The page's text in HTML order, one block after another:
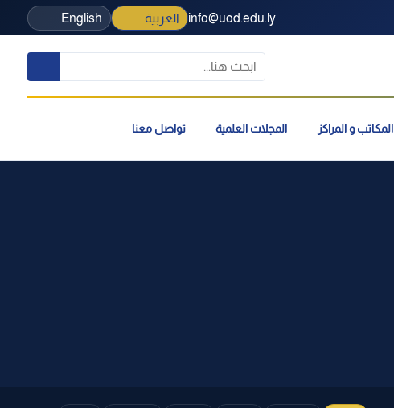
info@uod.edu.ly العربية English
المكاتب و المراكز المجلات العلمية تواصل معنا